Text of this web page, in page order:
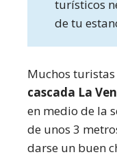
turísticos
de tu
Muchos
cascada La
en medio de la
de unos 3
darse un buen